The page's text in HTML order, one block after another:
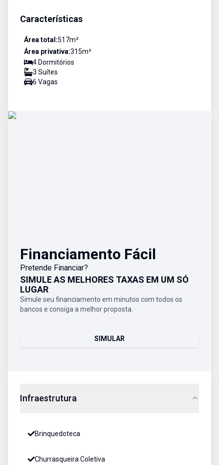
Características
Área total:517m²
Área privativa:315m²
4 Dormitórios
3 Suítes
6 Vagas
Financiamento Fácil
Pretende Financiar?
SIMULE AS MELHORES TAXAS EM UM SÓ
LUGAR
Simule seu financiamento em minutos com todos os
bancos e consiga a melhor proposta.
SIMULAR
Infraestrutura
Brinquedoteca
Churrasqueira Coletiva